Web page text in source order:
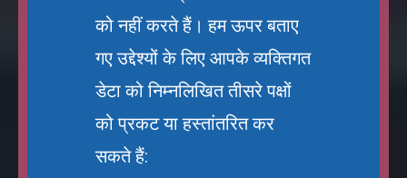
को नहीं करते हैं। हम ऊपर बताए
गए उद्देश्यों के लिए आपके व्यक्तिगत
डेटा को निम्नलिखित तीसरे पक्षों
को प्रकट या हस्तांतरित कर
सकते हैं: